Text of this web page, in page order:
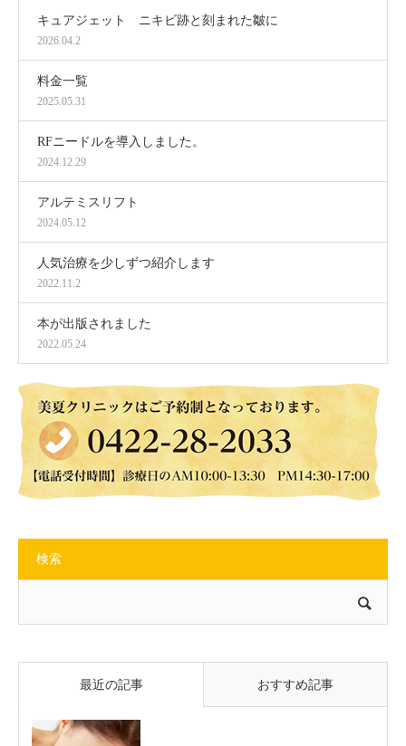
キュアジェット ニキビ跡と刻まれた皺に
2026.04.2
料金一覧
2025.05.31
RFニードルを導入しました。
2024.12.29
アルテミスリフト
2024.05.12
人気治療を少しずつ紹介します
2022.11.2
本が出版されました
2022.05.24
検索
最近の記事 おすすめ記事